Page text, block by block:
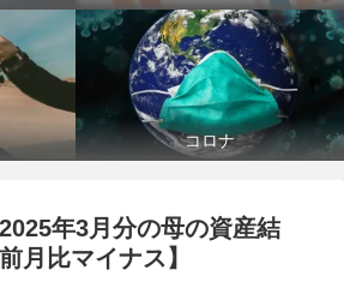
コロナ
年3月分の母の資産結
月比マイナス】